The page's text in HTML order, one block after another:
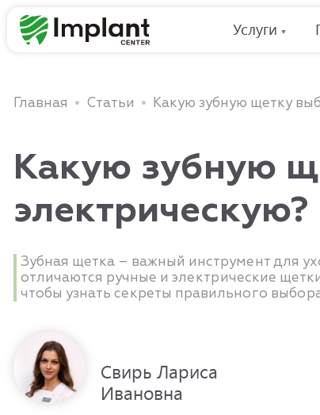
Услуги
Главная Статьи Какую зубную щетку
Какую зубную
электрическую?
Зубная щетка – важный инструмент для
отличаются ручные и электрические
чтобы узнать секреты правильного
Свирь Лариса
Ивановна